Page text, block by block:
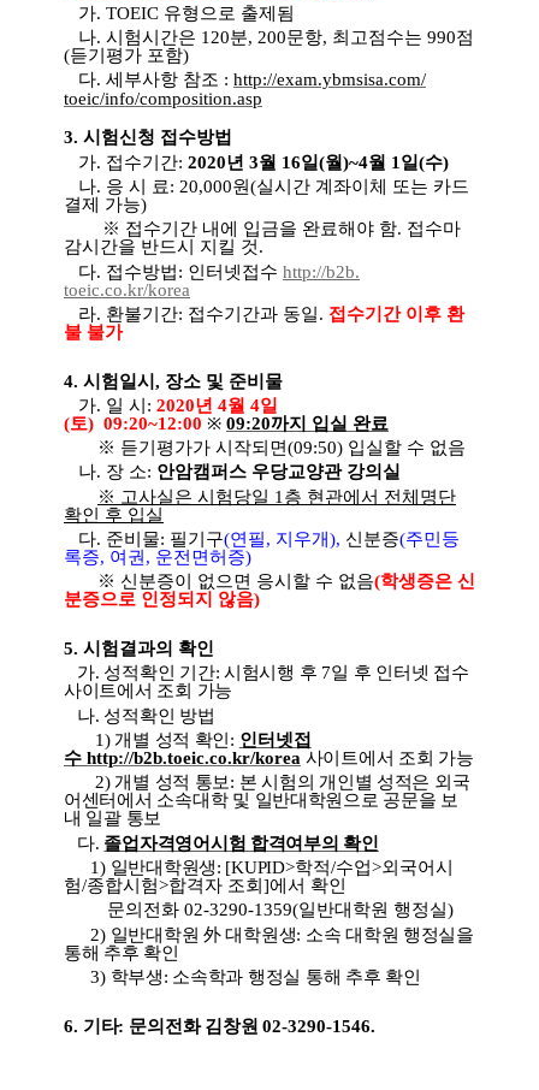
가. TOEIC 유형으로 출제됨
나. 시험시간은 120분, 200문항, 최고점수는 990점
(듣기평가 포함)
다. 세부사항 참조 : http://exam.ybmsisa.com/
toeic/info/composition.asp
3. 시험신청 접수방법
가. 접수기간: 2020년 3월 16일(월)~4월 1일(수)
나. 응 시 료: 20,000원(실시간 계좌이체 또는 카드
결제 가능)
※ 접수기간 내에 입금을 완료해야 함. 접수마
감시간을 반드시 지킬 것.
다. 접수방법: 인터넷접수 http://b2b.
toeic.co.kr/korea
라. 환불기간: 접수기간과 동일. 접수기간 이후 환
불 불가
4. 시험일시, 장소 및 준비물
가. 일 시 : 2020년 4월 4일
(토) 09:20~12:00 ※ 09:20까지 입실 완료
※ 듣기평가가 시작되면(09:50) 입실할 수 없음
나. 장 소: 안암캠퍼스 우당교양관 강의실
※ 고사실은 시험당일 1층 현관에서 전체명단
확인 후 입실
다. 준비물: 필기구(연필, 지우개), 신분증(주민등
록증, 여권 , 운전면허증)
※ 신분증이 없으면 응시할 수 없음(학생증은 신
분증으로 인정되지 않음)
5. 시험결과의 확인
가. 성적확인 기간:시험시행 후 7일 후 인터넷 접수
사이트에서 조회 가능
나. 성적확인 방법
1) 개별 성적 확인 : 인터넷접
수 http://b2b.toeic.co.kr/korea 사이트에서 조회 가능
2) 개별 성적 통보: 본 시험의 개인별 성적은 외국
어센터에서 소속대학 및 일반대학원으로 공문을 보
내 일괄 통보
다. 졸업자격영어시험 합격여부의 확인
1) 일반대학원생: [KUPID>학적/수업>외국어시
험/종합시험>합격자 조회 ]에서 확인
문의전화 02-3290-1359(일반대학원 행정실)
2) 일반대학원外대학원생: 소속 대학원 행정실을
통해 추후 확인
3) 학부생: 소속학과 행정실 통해 추후 확인
6. 기타: 문의전화 김창원02-3290-1546.